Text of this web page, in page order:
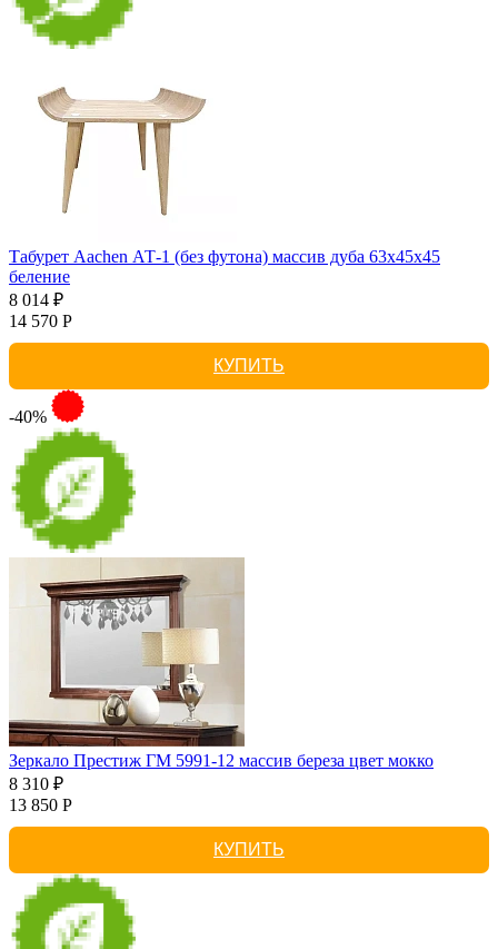
Табурет Aachen АТ-1 (без футона) массив дуба 63х45х45
беление
8 014 ₽
14 570 Р
КУПИТЬ
-40%
Зеркало Престиж ГМ 5991-12 массив береза цвет мокко
8 310 ₽
13 850 Р
КУПИТЬ